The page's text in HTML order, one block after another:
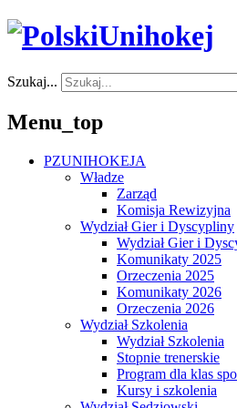
Szukaj...
Menu_top
PZUNIHOKEJA
Władze
Zarząd
Komisja Rewizyjna
Wydział Gier i Dyscypliny
Wydział Gier i
Komunikaty 2025
Orzeczenia 2025
Komunikaty 2026
Orzeczenia 2026
Wydział Szkolenia
Wydział Szkolenia
Stopnie trenerskie
Program dla klas
Kursy i szkolenia